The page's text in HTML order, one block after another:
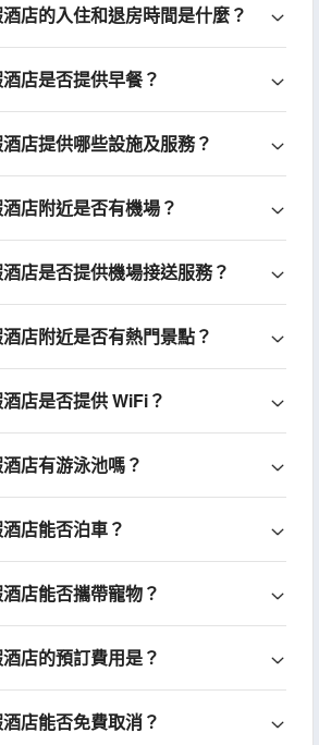
店的入住和退房時間是什麼？
店是否提供早餐？
店提供哪些設施及服務？
店附近是否有機場？
店是否提供機場接送服務？
店附近是否有熱門景點？
店是否提供 WiFi？
店有游泳池嗎？
店能否泊車？
店能否攜帶寵物？
店的預訂費用是？
店能否免費取消？